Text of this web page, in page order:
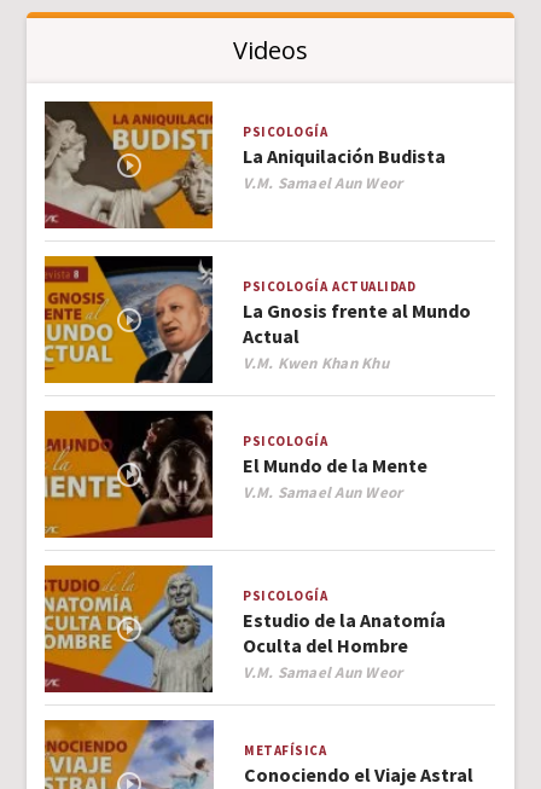
Videos
PSICOLOGÍA
La Aniquilación Budista
Author
V.M. Samael Aun Weor
PSICOLOGÍA ACTUALIDAD
La Gnosis frente al Mundo
Actual
Author
V.M. Kwen Khan Khu
PSICOLOGÍA
El Mundo de la Mente
Author
V.M. Samael Aun Weor
PSICOLOGÍA
Estudio de la Anatomía
Oculta del Hombre
Author
V.M. Samael Aun Weor
METAFÍSICA
Conociendo el Viaje Astral